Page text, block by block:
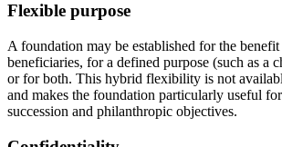
Flexible purpose
A foundation may be established for the
beneficiaries, for a defined purpose (such as a
or for both. This hybrid flexibility is not
and makes the foundation particularly useful
succession and philanthropic objectives.